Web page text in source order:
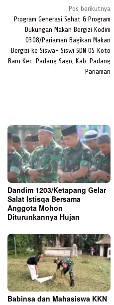
Pos berikutnya
Program Generasi Sehat & Program
Dukungan Makan Bergizi Kodim
0308/Pariaman Bagikan Makan
Bergizi ke Siswa- Siswi SDN 05 Koto
Baru Kec. Padang Sago, Kab. Padang
Pariaman
Dandim 1203/Ketapang Gelar
Salat Istisqa Bersama
Anggota Mohon
Diturunkannya Hujan
Babinsa dan Mahasiswa KKN